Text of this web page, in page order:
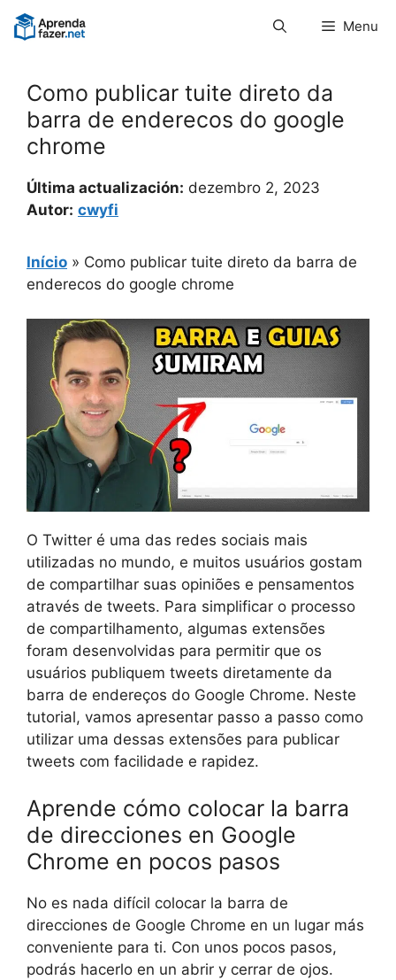
Pular
para
Menu
Como publicar tuite direto da
barra de enderecos do google
chrome
Última actualización: dezembro 2, 2023
Autor: cwyfi
Início » Como publicar tuite direto da barra de
enderecos do google chrome
O Twitter é uma das redes sociais mais
utilizadas no mundo, e muitos usuários gostam
de compartilhar suas opiniões e pensamentos
através de tweets. Para simplificar o processo
de compartilhamento, algumas extensões
foram desenvolvidas para permitir que os
usuários publiquem tweets diretamente da
barra de endereços do Google Chrome. Neste
tutorial, vamos apresentar passo a passo como
utilizar uma dessas extensões para publicar
tweets com facilidade e rapidez.
Aprende cómo colocar la barra
de direcciones en Google
Chrome en pocos pasos
No es nada difícil colocar la barra de
direcciones de Google Chrome en un lugar más
conveniente para ti. Con unos pocos pasos,
podrás hacerlo en un abrir y cerrar de ojos.